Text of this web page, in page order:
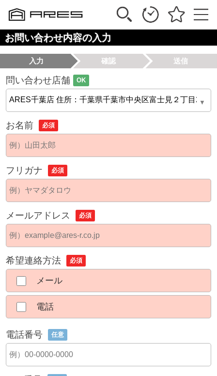
お問い合わせ内容の入力
入力 確認 送信
問い合わせ店舗 OK
お名前 必須
フリガナ 必須
メールアドレス 必須
希望連絡方法 必須
メール
電話
電話番号 任意